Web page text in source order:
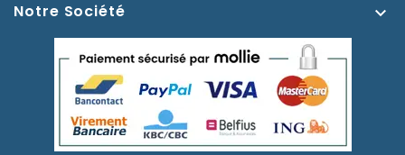
Notre Société 